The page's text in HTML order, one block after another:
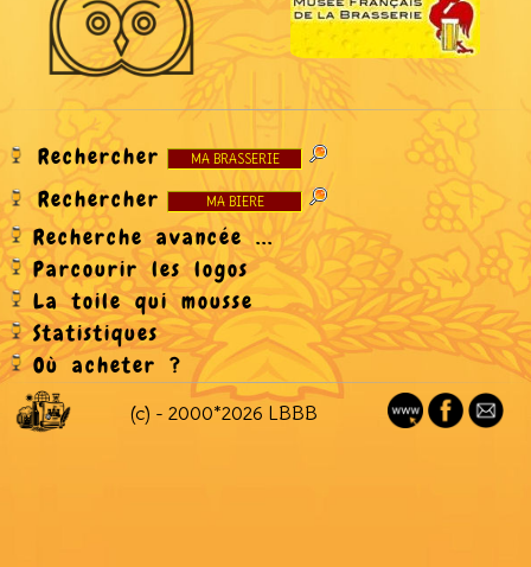
Rechercher
Rechercher
Recherche avancée ...
Parcourir les logos
La toile qui mousse
Statistiques
Où acheter ?
(c) - 2000*2026 LBBB